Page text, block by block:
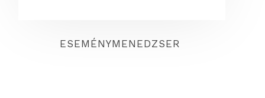
ESEMÉNYMENEDZSER